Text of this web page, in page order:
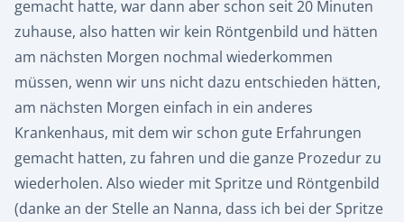
gemacht hatte, war dann aber schon seit 20 Minuten
zuhause, also hatten wir kein Röntgenbild und hätten
am nächsten Morgen nochmal wiederkommen
müssen, wenn wir uns nicht dazu entschieden hätten,
am nächsten Morgen einfach in ein anderes
Krankenhaus, mit dem wir schon gute Erfahrungen
gemacht hatten, zu fahren und die ganze Prozedur zu
wiederholen. Also wieder mit Spritze und Röntgenbild
(danke an der Stelle an Nanna, dass ich bei der Spritze